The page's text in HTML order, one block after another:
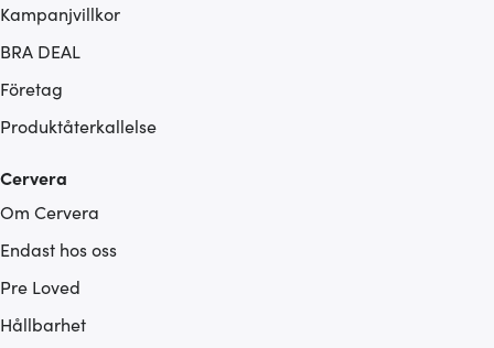
Kampanjvillkor
BRA DEAL
Företag
Produktåterkallelse
Cervera
Om Cervera
Endast hos oss
Pre Loved
Hållbarhet